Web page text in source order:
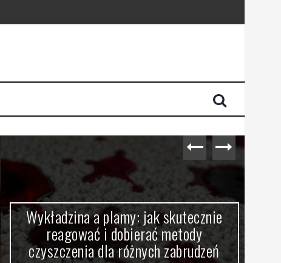
Wykładzina a plamy: jak skutecznie
reagować i dobierać metody
czyszczenia dla różnych zabrudzeń